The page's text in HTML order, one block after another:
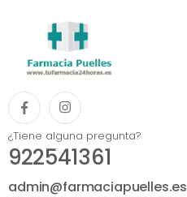
¿Tiene alguna pregunta?
922541361
admin@farmaciapuelles.es